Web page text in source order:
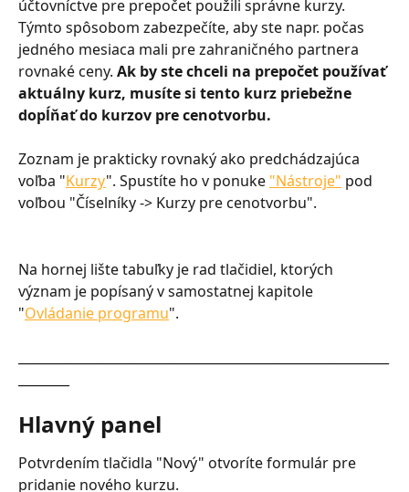
účtovníctve pre prepočet použili správne kurzy.
Týmto spôsobom zabezpečíte, aby ste napr. počas
jedného mesiaca mali pre zahraničného partnera
rovnaké ceny. Ak by ste chceli na prepočet používať
aktuálny kurz, musíte si tento kurz priebežne
dopĺňať do kurzov pre cenotvorbu.
Zoznam je prakticky rovnaký ako predchádzajúca
voľba "Kurzy". Spustíte ho v ponuke "Nástroje" pod
voľbou "Číselníky -> Kurzy pre cenotvorbu".
Na hornej lište tabuľky je rad tlačidiel, ktorých
význam je popísaný v samostatnej kapitole
"Ovládanie programu".
Hlavný panel
Potvrdením tlačidla "Nový" otvoríte formulár pre
pridanie nového kurzu.